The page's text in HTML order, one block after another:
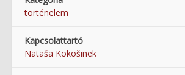
történelem
Kapcsolattartó
Nataša Kokošinek